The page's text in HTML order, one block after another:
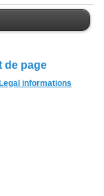
de page
informations